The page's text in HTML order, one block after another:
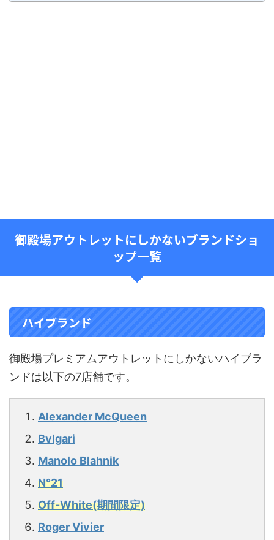
御殿場アウトレットにしかないブランドショ
ップ一覧
ハイブランド
御殿場プレミアムアウトレットにしかないハイブラ
ンドは以下の7店舗です。
Alexander McQueen
Bvlgari
Manolo Blahnik
N°21
Off-White(期間限定)
Roger Vivier